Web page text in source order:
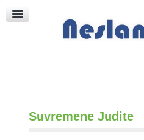
Crkva sv. Marka
Put k Bogu
Suvremene Judite